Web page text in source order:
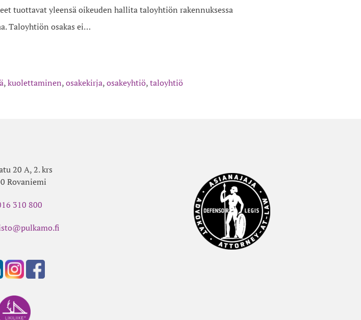
tuottavat yleensä oikeuden hallita taloyhtiön rakennuksessa
Taloyhtiön osakas ei…
,kuolettaminen,osakekirja,osakeyhtiö,taloyhtiö
20 A, 2. krs
Rovaniemi
310 800